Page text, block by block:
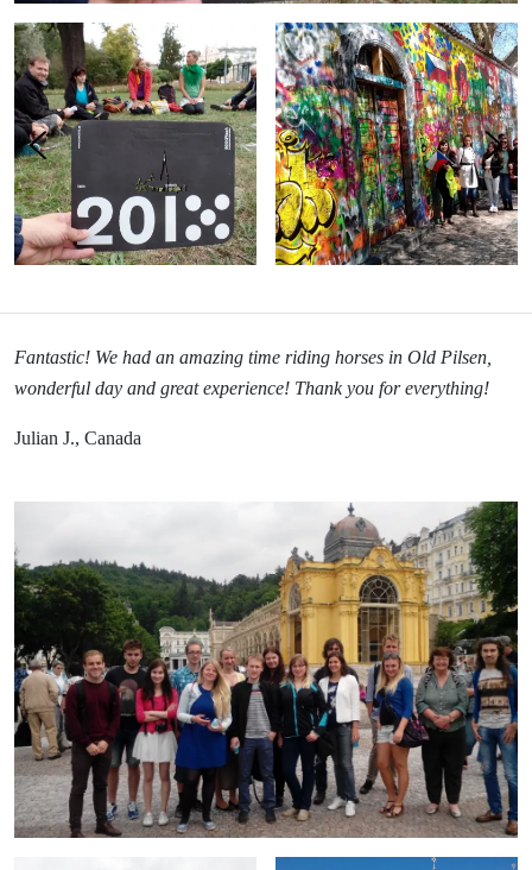
Fantastic! We had an amazing time riding horses in Old Pilsen,
wonderful day and great experience! Thank you for everything!
Julian J., Canada